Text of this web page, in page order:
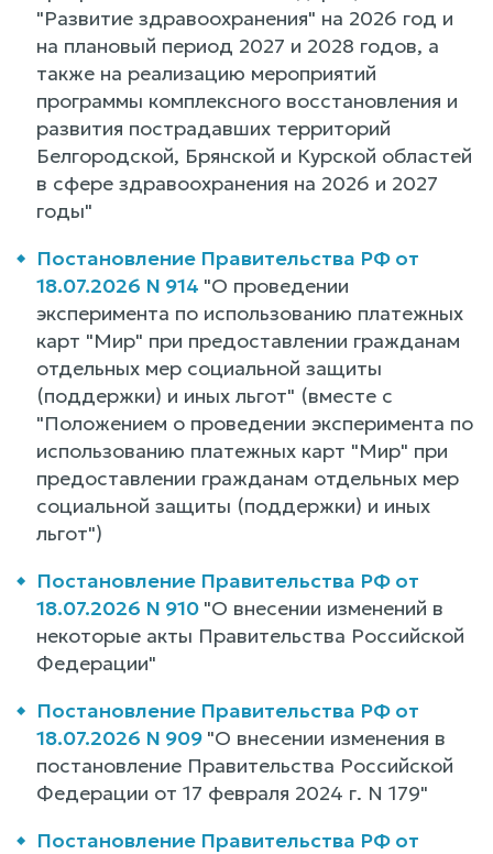
"Развитие здравоохранения" на 2026 год и
на плановый период 2027 и 2028 годов, а
также на реализацию мероприятий
программы комплексного восстановления и
развития пострадавших территорий
Белгородской, Брянской и Курской областей
в сфере здравоохранения на 2026 и 2027
годы"
Постановление Правительства РФ от
18.07.2026 N 914 "О проведении
эксперимента по использованию платежных
карт "Мир" при предоставлении гражданам
отдельных мер социальной защиты
(поддержки) и иных льгот" (вместе с
"Положением о проведении эксперимента по
использованию платежных карт "Мир" при
предоставлении гражданам отдельных мер
социальной защиты (поддержки) и иных
льгот")
Постановление Правительства РФ от
18.07.2026 N 910 "О внесении изменений в
некоторые акты Правительства Российской
Федерации"
Постановление Правительства РФ от
18.07.2026 N 909 "О внесении изменения в
постановление Правительства Российской
Федерации от 17 февраля 2024 г. N 179"
Постановление Правительства РФ от